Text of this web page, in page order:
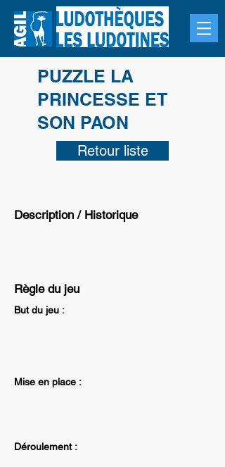
PUZZLE LA
PRINCESSE ET
SON PAON
Retour liste
Description / Historique
Règle du jeu
But du jeu :
Mise en place :
Déroulement :